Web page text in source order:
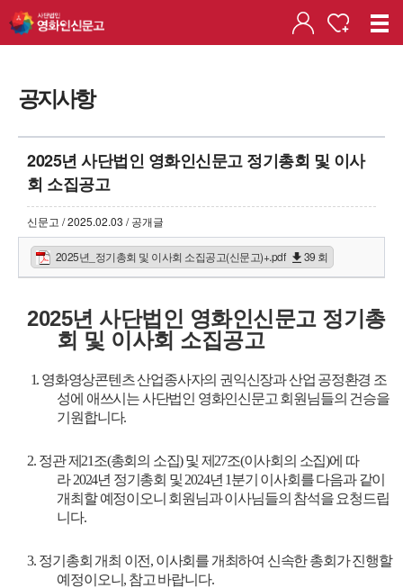
공지사항
2025년 사단법인 영화인신문고 정기총회 및 이사
회 소집공고
신문고 / 2025.02.03 / 공개글
2025년_정기총회 및 이사회 소집공고(신문고)+.pdf 39 회
2025년 사단법인 영화인신문고 정기총
회 및 이사회 소집공고
1. 영화영상콘텐츠 산업종사자의 권익신장과 산업 공정환경 조
성에 애쓰시는 사단법인 영화인신문고 회원님들의 건승을
기원합니다.
2. 정관 제 21조(총회의 소집)및 제 27조(이사회의 소집)에 따
라2024년 정기총회 및 2024년 1분기 이사회를 다음과 같이
개최할 예정이오니 회원님과 이사님들의 참석을 요청드립
니다.
3. 정기총회 개최 이전, 이사회를 개최하여 신속한 총회가 진행할
예정이오니 , 참고 바랍니다.